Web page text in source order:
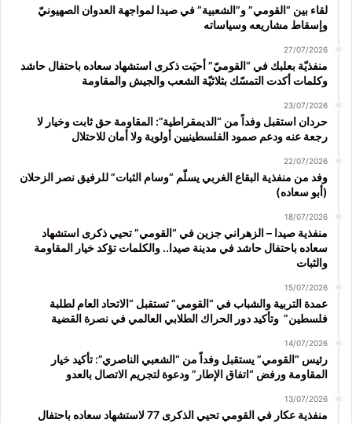
لقاء بين “القومي” و”الشعبية” في صيدا لمواجهة العدوان الصهيونيّ
وإسقاط مشاريعه وسياساته
27/07/2026
منفذيّة بعلبك في “القوميّ” أحيَت ذكرى استشهاد سعاده باحتفال حاشد
وكلمات أكدت التمسّك بثلاثيّة الشعب والجيش والمقاومة
23/07/2026
حردان استقبل وفداً من “الديمقراطية”: المقاومة حق ثابت وخيار لا
رجعة عنه ودعم صمود الفلسطينيين أولوية ولا أمان للاحتلال
22/07/2026
وفد من منفذية البقاع الغربي يسلّم “وسام الثبات” للرفيق نصر الزحلان
(أبو سعاده)
18/07/2026
منفذية صيدا – الزهراني جزين في “القومي” تحيي ذكرى استشهاد
سعاده باحتفال حاشد في مدينة صيدا.. والكلمات تؤكد خيار المقاومة
والثبات
15/07/2026
عمدة التربية والشباب في “القومي” تستقبل “الاتحاد العام لطلبة
فلسطين” وتأكيد دور الحراك الطلابي العالمي في نصرة القضية
14/07/2026
رئيس “القومي” يستقبل وفداً من “الشعبي الناصري”: تأكيد خيار
المقاومة ورفض “اتفاق الإطار” ودعوة لتجريم الاتصال بالعدو
13/07/2026
منفذية عكار في القومي تحيي الذكرى 77 لاستشهاد سعاده باحتفال